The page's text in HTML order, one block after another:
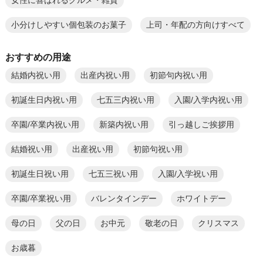
小分けしやすい個包装のお菓子 上司・年配の方向けすべて
おすすめの用途
結婚内祝い用 出産内祝い用 初節句内祝い用
初誕生日内祝い用 七五三内祝い用 入園/入学内祝い用
卒園/卒業内祝い用 新築内祝い用 引っ越しご挨拶用
結婚祝い用 出産祝い用 初節句祝い用
初誕生日祝い用 七五三祝い用 入園/入学祝い用
卒園/卒業祝い用 バレンタインデー ホワイトデー
母の日 父の日 お中元 敬老の日 クリスマス
お歳暮